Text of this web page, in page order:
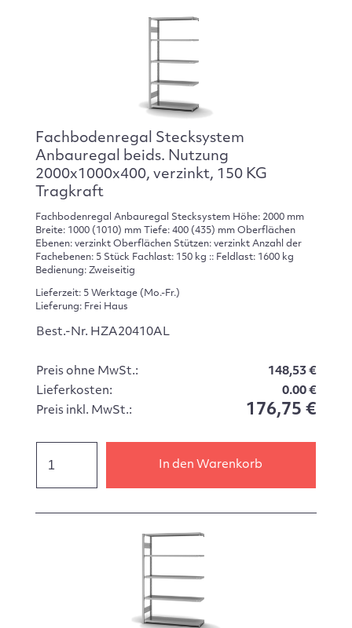
Fachbodenregal Stecksystem
Anbauregal beids. Nutzung
2000x1000x400, verzinkt, 150 KG
Tragkraft
Fachbodenregal Anbauregal Stecksystem Höhe: 2000 mm
Breite: 1000 (1010) mm Tiefe: 400 (435) mm Oberflächen
Ebenen: verzinkt Oberflächen Stützen: verzinkt Anzahl der
Fachebenen: 5 Stück Fachlast: 150 kg :: Feldlast: 1600 kg
Bedienung: Zweiseitig
Lieferzeit: 5 Werktage (Mo.-Fr.)
Lieferung: Frei Haus
Best.-Nr. HZA20410AL
Preis ohne MwSt.:
148,53 €
Lieferkosten:
0.00 €
Preis inkl. MwSt.:
176,75 €
In den Warenkorb